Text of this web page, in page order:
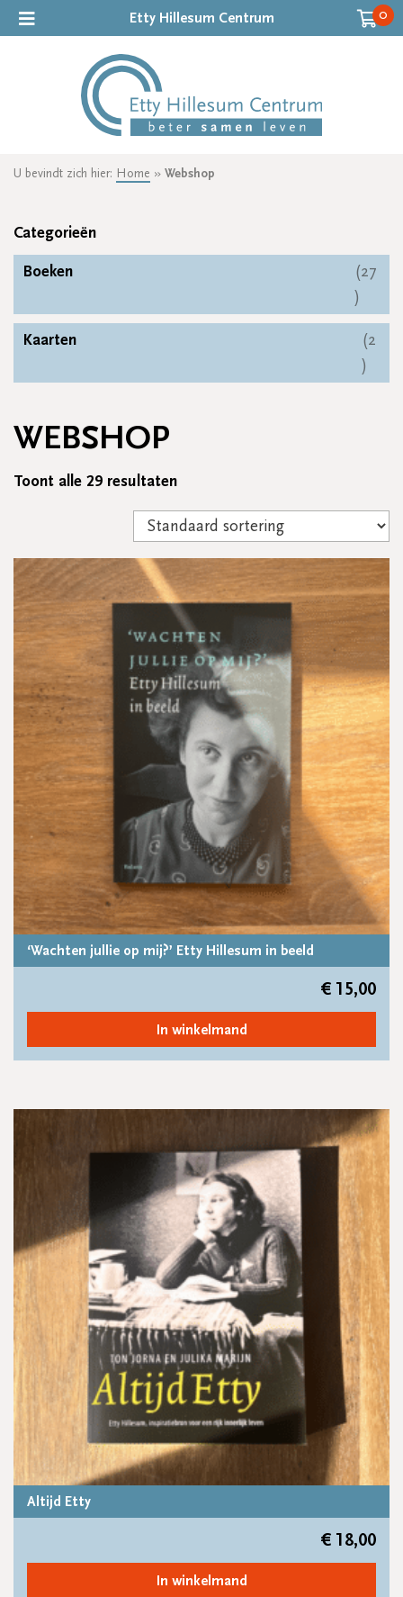
Etty Hillesum Centrum 0
U bevindt zich hier: Home » Webshop
Categorieën
Boeken
27
27
Kaarten
2
2
WEBSHOP
Toont alle 29 resultaten
‘Wachten jullie op mij?’ Etty Hillesum in beeld
€ 15,00
In winkelmand
Altijd Etty
€ 18,00
In winkelmand